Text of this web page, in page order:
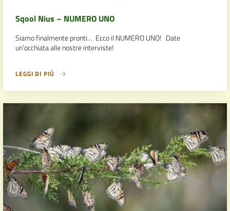
Sqool Nius – NUMERO UNO
Siamo finalmente pronti… Ecco il NUMERO UNO! Date
un’occhiata alle nostre interviste!
LEGGI DI PIÙ